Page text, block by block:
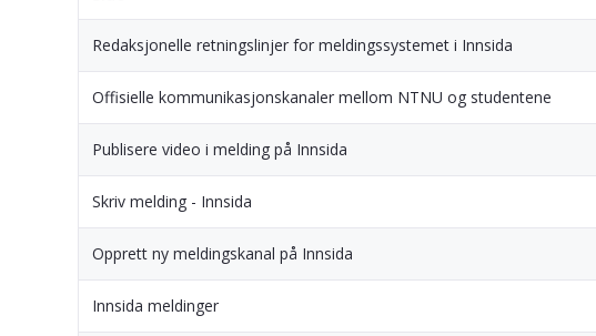
Redaksjonelle retningslinjer for meldingssystemet i Innsida
Offisielle kommunikasjonskanaler mellom NTNU og studentene
Publisere video i melding på Innsida
Skriv melding - Innsida
Opprett ny meldingskanal på Innsida
Innsida meldinger